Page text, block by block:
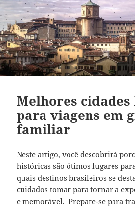
Melhores
para viagens em
familiar
Neste artigo, você descobrirá
históricas são ótimos lugares
quais destinos brasileiros se
cuidados tomar para tornar a
e memorável. Prepare-se para